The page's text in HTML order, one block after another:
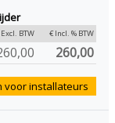
BTW € Incl. % BTW
260,00
voor installateurs